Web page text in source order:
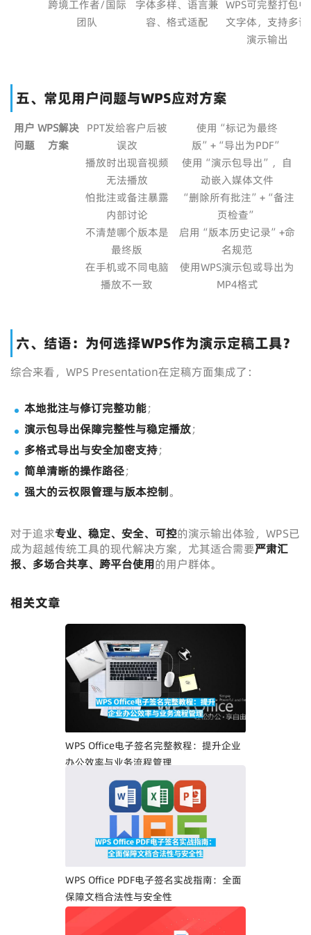
跨境工作者/国际
团队
字体多样、语言兼
容、格式适配
WPS可完整打包中
文字体，支持多语
演示输出
五、常见用户问题与WPS应对方案
用户
问题
WPS解决
方案
PPT发给客户后被
误改
使用“标记为最终
版”+“导出为PDF”
播放时出现音视频
无法播放
使用“演示包导出”，自
动嵌入媒体文件
怕批注或备注暴露
内部讨论
“删除所有批注”+“备注
页检查”
不清楚哪个版本是
最终版
启用“版本历史记录”+命
名规范
在手机或不同电脑
播放不一致
使用WPS演示包或导出为
MP4格式
六、结语：为何选择WPS作为演示定稿工具？
综合来看，WPS Presentation在定稿方面集成了：
本地批注与修订完整功能；
演示包导出保障完整性与稳定播放；
多格式导出与安全加密支持；
简单清晰的操作路径；
强大的云权限管理与版本控制。
对于追求专业、稳定、安全、可控的演示输出体验，WPS已
成为超越传统工具的现代解决方案，尤其适合需要严肃汇
报、多场合共享、跨平台使用的用户群体。
相关文章
WPS Office电子签名完整教程：提升企业
办公效率与业务流程管理
WPS Office PDF电子签名实战指南：全面
保障文档合法性与安全性